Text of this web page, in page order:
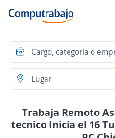
Trabaja Remoto
tecnico Inicia el 16